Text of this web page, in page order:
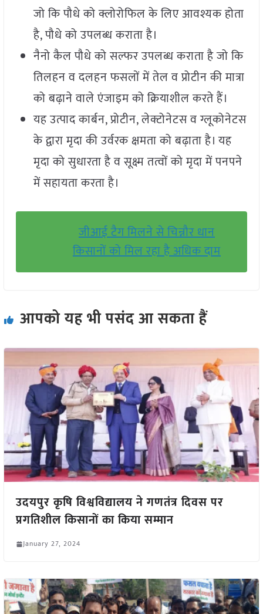
जो कि पौधे को क्लोरोफिल के लिए आवश्यक होता
है, पौधे को उपलब्ध कराता है।
नैनो कैल पौधे को सल्फर उपलब्ध कराता है जो कि
तिलहन व दलहन फसलों में तेल व प्रोटीन की मात्रा
को बढ़ाने वाले एंजाइम को क्रियाशील करते हैं।
यह उत्पाद कार्बन, प्रोटीन, लेक्टोनेटस व ग्लूकोनेटस
के द्वारा मृदा की उर्वरक क्षमता को बढ़ाता है। यह
मृदा को सुधारता है व सूक्ष्म तत्वों को मृदा में पनपने
में सहायता करता है।
जीआई टैग मिलने से चिन्नौर धान
किसानों को मिल रहा है अधिक दाम
आपको यह भी पसंद आ सकता हैं
उदयपुर कृषि विश्वविद्यालय ने गणतंत्र दिवस पर
प्रगतिशील किसानों का किया सम्मान
January 27, 2024